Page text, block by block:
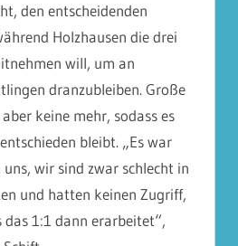
den entscheidenden
Holzhausen die drei
will, um an
dranzubleiben. Große
keine mehr, sodass es
bleibt. „Es war
wir sind zwar schlecht in
und hatten keinen Zugriff,
1:1 dann erarbeitet“,